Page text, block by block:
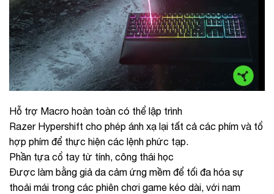
Hỗ trợ Macro hoàn toàn có thể lập trình
Razer Hypershift cho phép ánh xạ lại tất cả các phím và tổ
hợp phím để thực hiện các lệnh phức tạp.
Phần tựa cổ tay từ tính, công thái học
Được làm bằng giả da cảm ứng mềm để tối đa hóa sự
thoải mái trong các phiên chơi game kéo dài, với nam